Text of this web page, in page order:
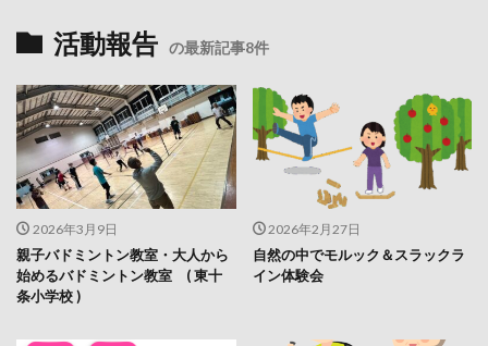
活動報告 の最新記事8件
2026年3月9日
親子バドミントン教室・大人から
始めるバドミントン教室 ( 東十
条小学校 )
2026年2月27日
自然の中でモルック＆スラックラ
イン体験会